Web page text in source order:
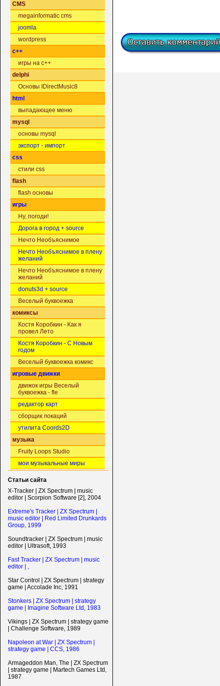
CMS
megainformatic cms
joomla
wordpress
c++
игры на c++
delphi
Основы IDirectMusic8
html
выпадающее меню
mysql
основы mysql
экспорт - импорт
css
стили css
flash
flash основы
игры
Ну, погоди!
Дорога в город + source
Нечто Необъяснимое
Нечто Необъяснимое в плену
желаний
Нечто Необъяснимое в плену
желаний
donuts3d + source
Веселый буквоежка
комиксы
Костя Коробкин - Как я
провел Лето
Костя Коробкин - С Новым
годом
Веселый буквоежка комикс
игровые движки
движок игры Веселый
буквоежка - fle
редактор карт
сборщик локаций
утилита Coords2D
музыка
Fruity Loops Studio
мои музыкальные миры
Статьи сайта
X-Tracker | ZX Spectrum | music
editor | Scorpion Software [2], 2004
Extreme's Tracker | ZX Spectrum |
music editor | Red Limited Drunkards
Group, 1999
Soundtracker | ZX Spectrum | music
editor | Ultrasoft, 1993
Fast Tracker | ZX Spectrum | music
editor | ,
Star Control | ZX Spectrum | strategy
game | Accolade Inc, 1991
Stonkers | ZX Spectrum | strategy
game | Imagine Software Ltd, 1983
Vikings | ZX Spectrum | strategy game
| Challenge Software, 1989
Napoleon at War | ZX Spectrum |
strategy game | CCS, 1986
Armageddon Man, The | ZX Spectrum
| strategy game | Martech Games Ltd,
1987